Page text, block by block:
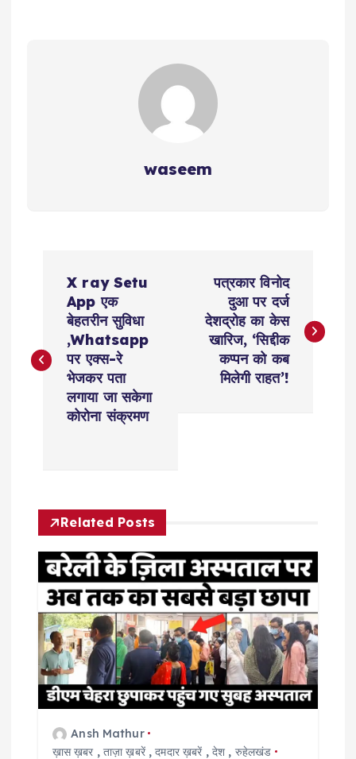
waseem
s
v
g
a
t
X ray Setu
App एक
बेहतरीन सुविधा
,Whatsapp
पर एक्स-रे
भेजकर पता
लगाया जा सकेगा
कोरोना संक्रमण
पत्रकार विनोद
दुआ पर दर्ज
देशद्रोह का केस
खारिज, ‘सिद्दीक
कप्पन को कब
मिलेगी राहत’!
Related Posts
Ansh Mathur
ख़ास ख़बर ,ताज़ा ख़बरें,दमदार ख़बरें , देश , रुहेलखंड